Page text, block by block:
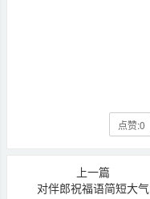
点赞:0
上一篇
对伴郎祝福语简短大气